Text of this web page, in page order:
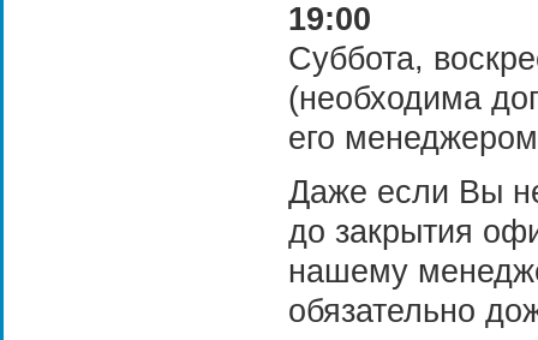
19:00
Суббота,
(необходима
его
Даже если Вы
до закрытия
нашему
обязательно